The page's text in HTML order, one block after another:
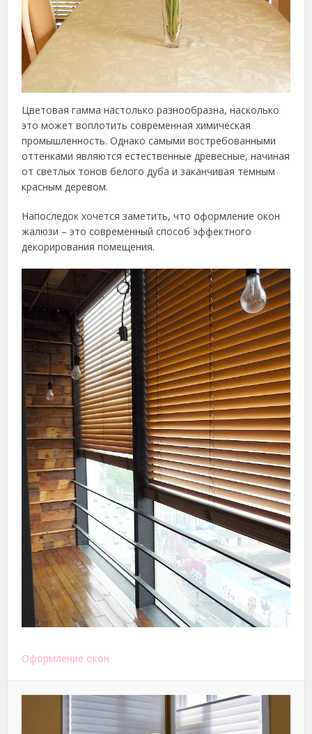
Цветовая гамма настолько разнообразна, насколько
это может воплотить современная химическая
промышленность. Однако самыми востребованными
оттенками являются естественные древесные, начиная
от светлых тонов белого дуба и заканчивая тёмным
красным деревом.
Напоследок хочется заметить, что оформление окон
жалюзи – это современный способ эффектного
декорирования помещения.
Оформление окон